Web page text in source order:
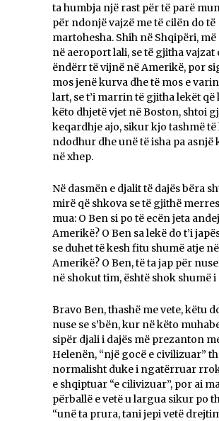
ta humbja një rast për të parë
për ndonjë vajzë me të cilën do të
martohesha. Shih në Shqipëri,
në aeroport lali, se të gjitha vajzat
ëndërr të vijnë në Amerikë, por
mos jenë kurva dhe të mos e
lart, se t’i marrin të gjitha lekët
këto dhjetë vjet në Boston, shtoi
keqardhje ajo, sikur kjo tashmë të
ndodhur dhe unë të isha pa asnjë
në xhep.
Në dasmën e djalit të dajës bëra
mirë që shkova se të gjithë
mua: O Ben si po të ecën jeta
Amerikë? O Ben sa lekë do t’i
se duhet të kesh fitu shumë atje në
Amerikë? O Ben, të ta jap për
në shokut tim, është shok shumë
Bravo Ben, thashë me vete, këtu
nuse se s’bën, kur në këto
sipër djali i dajës më prezanton
Helenën, “një gocë e civilizuar”
normalisht duke i ngatërruar
e shqiptuar “e cilivizuar”, por ai
përballë e vetë u largua sikur po
“unë ta prura, tani jepi vetë